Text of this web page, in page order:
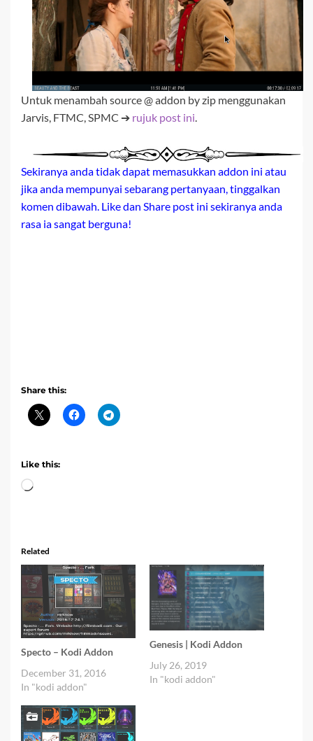
Untuk menambah source @ addon by zip menggunakan
Jarvis, FTMC, SPMC ➔ rujuk post ini.
Sekiranya anda tidak dapat memasukkan addon ini atau
jika anda mempunyai sebarang pertanyaan, tinggalkan
komen dibawah. Like dan Share post ini sekiranya anda
rasa ia sangat berguna!
Share this:
Like this:
Loading…
Related
Specto – Kodi Addon
December 31, 2016
In "kodi addon"
Genesis | Kodi Addon
July 26, 2019
In "kodi addon"